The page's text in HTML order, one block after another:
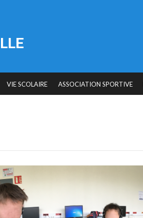
VIE SCOLAIRE ASSOCIATION SPORTIVE